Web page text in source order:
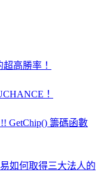
高勝率！
！
GetChip() 籌碼函數
如何取得三大法人的